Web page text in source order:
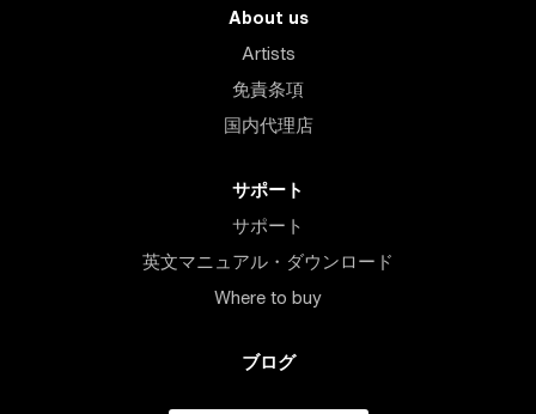
About us
Artists
免責条項
国内代理店
サポート
サポート
英文マニュアル・ダウンロード
Where to buy
ブログ